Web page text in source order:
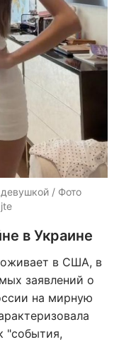
/ Фото
в Украине
в США, в
заявлений о
на мирную
"события,